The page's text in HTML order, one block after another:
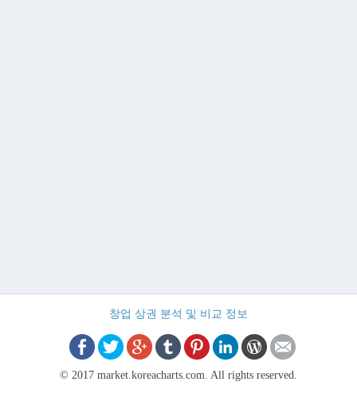
창업 상권 분석 및 비교 정보
© 2017 market.koreacharts.com. All rights reserved.